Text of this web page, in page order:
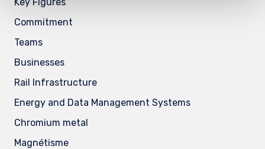
Commitment
Teams
Businesses
Rail Infrastructure
Energy and Data Management Systems
Chromium metal
Magnétisme